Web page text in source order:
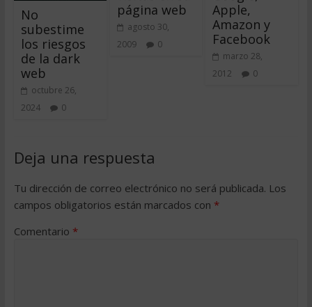
No
subestime
los riesgos
de la dark
web
octubre 26,
2024
0
página web
agosto 30,
2009
0
Apple,
Amazon y
Facebook
marzo 28,
2012
0
Deja una respuesta
Tu dirección de correo electrónico no será publicada. Los
campos obligatorios están marcados con *
Comentario *